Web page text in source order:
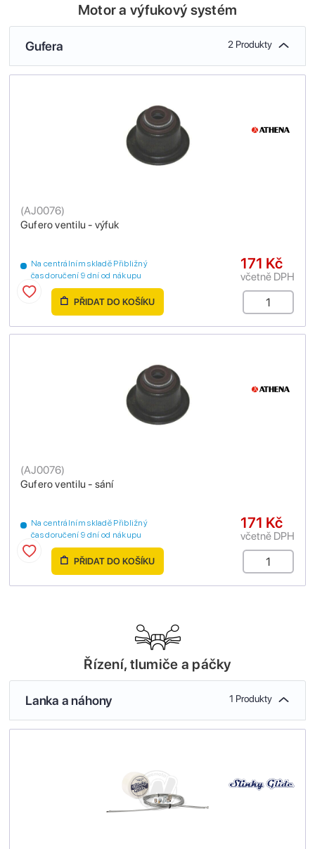
Motor a výfukový systém
Gufera 2 Produkty
Gufero ventilu - výfuk
(AJ0076)
Na centrálním skladě Přibližný
čas doručení 9 dní od nákupu
171 Kč
včetně DPH
PŘIDAT DO KOŠÍKU
Gufero ventilu - sání
(AJ0076)
Na centrálním skladě Přibližný
čas doručení 9 dní od nákupu
171 Kč
včetně DPH
PŘIDAT DO KOŠÍKU
Řízení, tlumiče a páčky
Lanka a náhony 1 Produkty